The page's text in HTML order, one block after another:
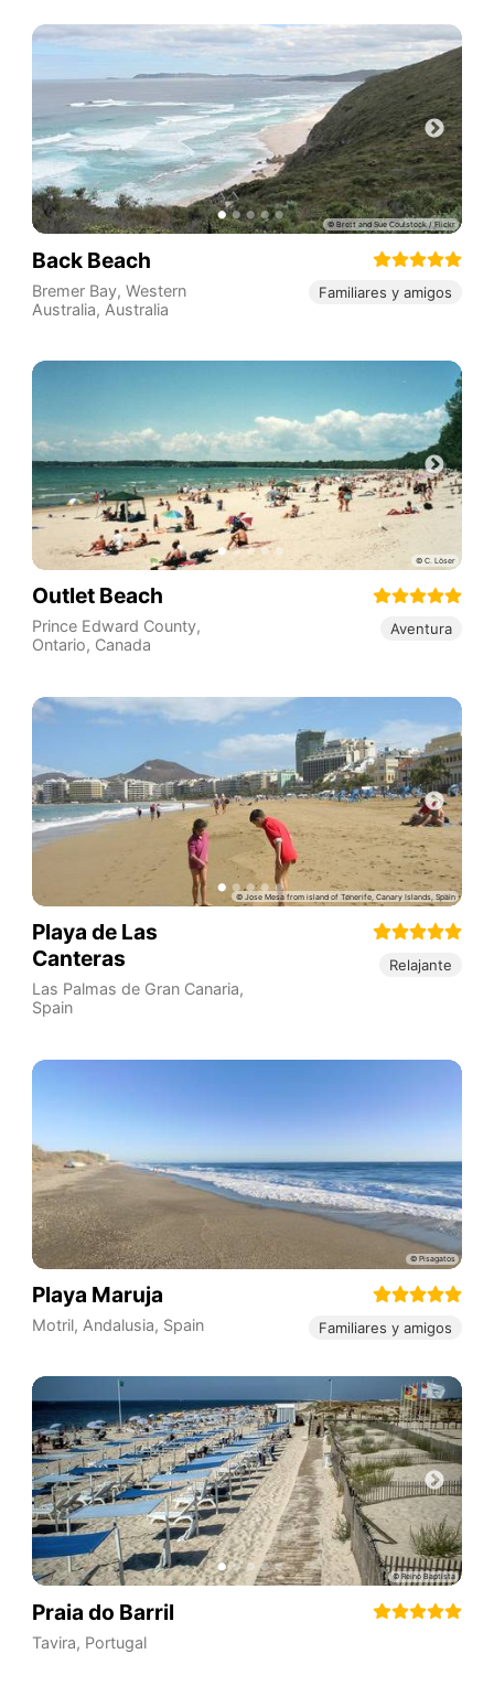
Back Beach
Bremer Bay, Western
Australia, Australia
Familiares y amigos
Outlet Beach
Prince Edward County,
Ontario, Canada
Aventura
Playa de Las
Canteras
Las Palmas de Gran Canaria,
Spain
Relajante
Playa Maruja
Motril, Andalusia, Spain Familiares y amigos
Praia do Barril
Tavira, Portugal